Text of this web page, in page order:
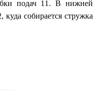
подач 11. В нижней
собирается стружка